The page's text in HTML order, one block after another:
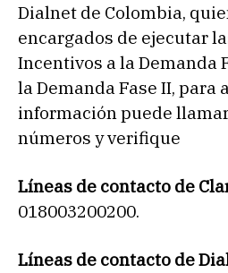
Dialnet de Colombia,
encargados de ejecutar
Incentivos a la Demanda
la Demanda Fase II, para
información puede
números y verifique
Líneas de contacto de
018003200200.
Líneas de contacto de